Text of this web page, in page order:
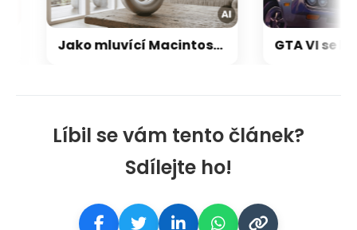
Líbil se vám tento článek?
Sdílejte ho!
Jako mluvící Macintosh: OpenAI a Jony Ive chystají přelomový repráček, který bude reagovat i pohybem